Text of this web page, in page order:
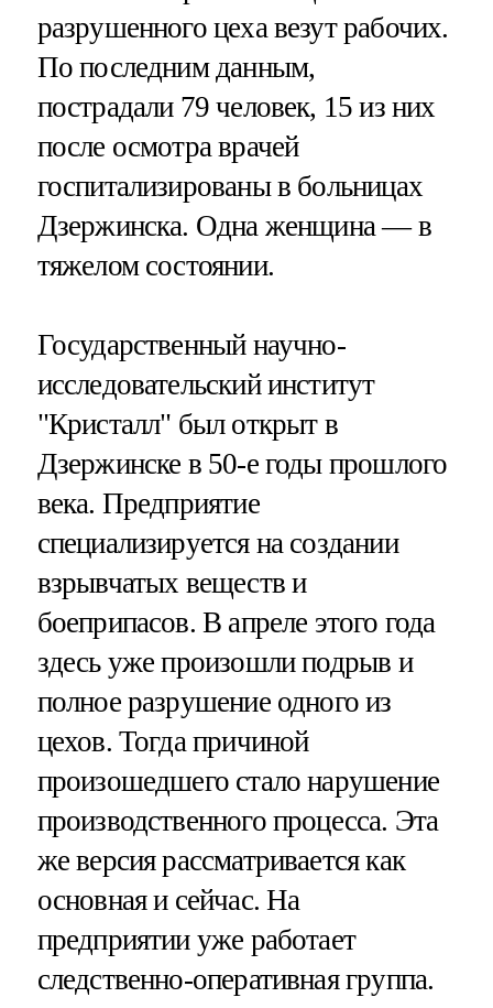
разрушенного цеха везут рабочих.
По последним данным,
пострадали 79 человек, 15 из них
после осмотра врачей
госпитализированы в больницах
Дзержинска. Одна женщина — в
тяжелом состоянии.
Государственный научно-
исследовательский институт
"Кристалл" был открыт в
Дзержинске в 50-е годы прошлого
века. Предприятие
специализируется на создании
взрывчатых веществ и
боеприпасов. В апреле этого года
здесь уже произошли подрыв и
полное разрушение одного из
цехов. Тогда причиной
произошедшего стало нарушение
производственного процесса. Эта
же версия рассматривается как
основная и сейчас. На
предприятии уже работает
следственно-оперативная группа.